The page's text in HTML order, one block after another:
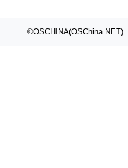
©OSCHINA(OSChina.NET)